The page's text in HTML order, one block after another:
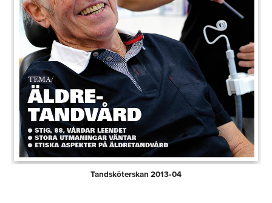
Tandsköterskan 2013‑04